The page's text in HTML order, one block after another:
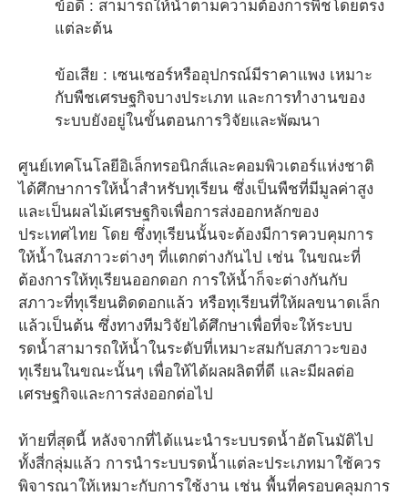
ข้อดี : สามารถให้น้ำตามความต้องการพืชโดยตรง
แต่ละต้น
ข้อเสีย : เซนเซอร์หรืออุปกรณ์มีราคาแพง เหมาะ
กับพืชเศรษฐกิจบางประเภท และการทำงานของ
ระบบยังอยู่ในขั้นตอนการวิจัยและพัฒนา
ศูนย์เทคโนโลยีอิเล็กทรอนิกส์และคอมพิวเตอร์แห่งชาติ
ได้ศึกษาการให้น้ำสำหรับทุเรียน ซึ่งเป็นพืชที่มีมูลค่าสูง
และเป็นผลไม้เศรษฐกิจเพื่อการส่งออกหลักของ
ประเทศไทย โดย ซึ่งทุเรียนนั้นจะต้องมีการควบคุมการ
ให้น้ำในสภาวะต่างๆ ที่แตกต่างกันไป เช่น ในขณะที่
ต้องการให้ทุเรียนออกดอก การให้น้ำก็จะต่างกันกับ
สภาวะที่ทุเรียนติดดอกแล้ว หรือทุเรียนที่ให้ผลขนาดเล็ก
แล้วเป็นต้น ซึ่งทางทีมวิจัยได้ศึกษาเพื่อที่จะให้ระบบ
รดน้ำสามารถให้น้ำในระดับที่เหมาะสมกับสภาวะของ
ทุเรียนในขณะนั้นๆ เพื่อให้ได้ผลผลิตที่ดี และมีผลต่อ
เศรษฐกิจและการส่งออกต่อไป
ท้ายที่สุดนี้ หลังจากที่ได้แนะนำระบบรดน้ำอัตโนมัติไป
ทั้งสี่กลุ่มแล้ว การนำระบบรดน้ำแต่ละประเภทมาใช้ควร
พิจารณาให้เหมาะกับการใช้งาน เช่น พื้นที่ครอบคลุมการ